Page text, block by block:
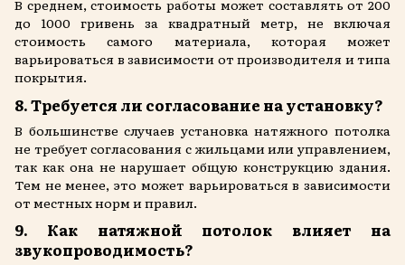
В среднем, стоимость работы может составлять от 200
до 1000 гривень за квадратный метр, не включая
стоимость самого материала, которая может
варьироваться в зависимости от производителя и типа
покрытия.
8. Требуется ли согласование на установку?
В большинстве случаев установка натяжного потолка
не требует согласования с жильцами или управлением,
так как она не нарушает общую конструкцию здания.
Тем не менее, это может варьироваться в зависимости
от местных норм и правил.
9. Как натяжной потолок влияет на
звукопроводимость?